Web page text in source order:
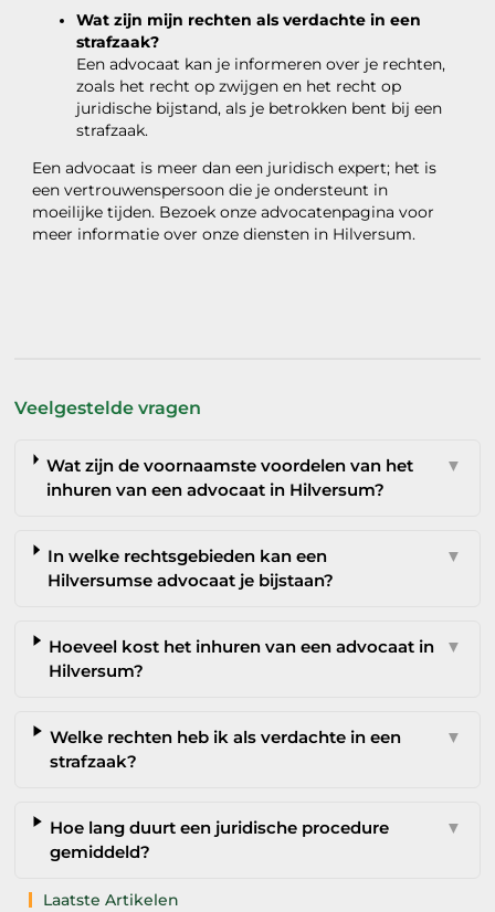
Wat zijn mijn rechten als verdachte in een
strafzaak?
Een advocaat kan je informeren over je rechten,
zoals het recht op zwijgen en het recht op
juridische bijstand, als je betrokken bent bij een
strafzaak.
Een advocaat is meer dan een juridisch expert; het is
een vertrouwenspersoon die je ondersteunt in
moeilijke tijden. Bezoek onze advocatenpagina voor
meer informatie over onze diensten in Hilversum.
Veelgestelde vragen
Wat zijn de voornaamste voordelen van het
inhuren van een advocaat in Hilversum?
▼
In welke rechtsgebieden kan een
Hilversumse advocaat je bijstaan?
▼
Hoeveel kost het inhuren van een advocaat in
Hilversum?
▼
Welke rechten heb ik als verdachte in een
strafzaak?
▼
Hoe lang duurt een juridische procedure
gemiddeld?
▼
Laatste Artikelen